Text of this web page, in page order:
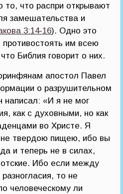
то, что распри открывают
замешательства и
3:14-16). Одно это
им всею
Библия говорит о них.
апостол Павел
о разрушительном
написал: «И я не мог
как с духовными, но как
во Христе. Я
твердою пищею, ибо вы
и теперь не в силах,
Ибо если между
то не
человеческому ли